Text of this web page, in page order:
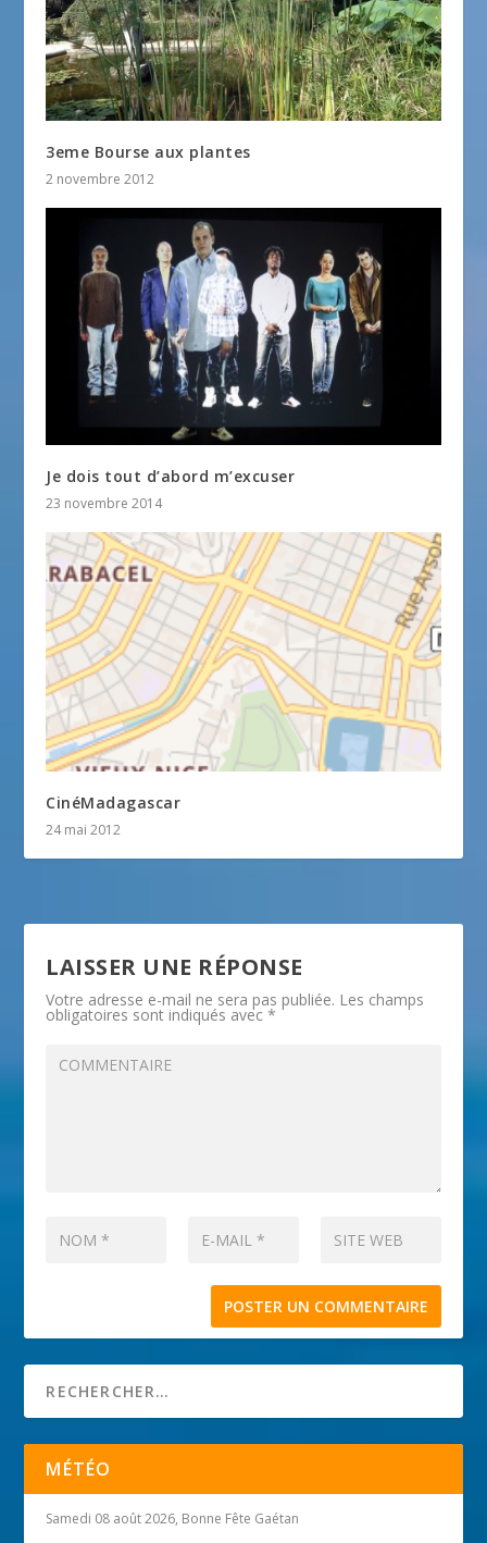
3eme Bourse aux plantes
2 novembre 2012
Je dois tout d’abord m’excuser
23 novembre 2014
CinéMadagascar
24 mai 2012
LAISSER UNE RÉPONSE
Votre adresse e-mail ne sera pas publiée. Les champs
obligatoires sont indiqués avec*
MÉTÉO
Samedi 08 août 2026, Bonne Fête Gaétan